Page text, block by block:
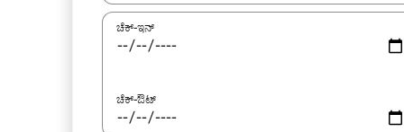
ಚೆಕ್-ಇನ್
ಚೆಕ್-ಔಟ್